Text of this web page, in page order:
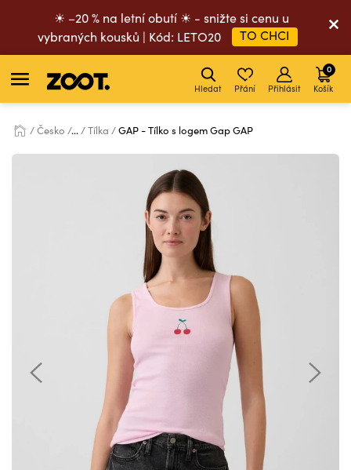
☀ –20 % na letní obutí ☀ - snižte si cenu u
vybraných kousků | Kód: LETO20
TO CHCI
Hledat Přání Přihlásit Košík
0
Česko ... Tílka GAP - Tílko s logem Gap GAP